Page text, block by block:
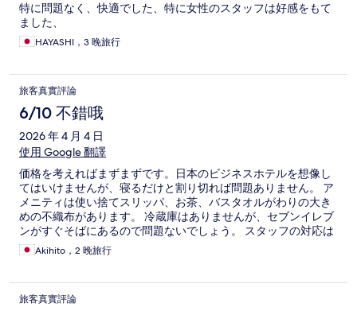
特に問題なく、快適でした、特に女性のスタッフは好感をもて
ました、
HAYASHI，3 晚旅行
旅客真實評論
6/10 不錯哦
2026 年 4 月 4 日
使用 Google 翻譯
価格を考えればまずまずです。日本のビジネスホテルを想像し
てはいけませんが、寝るだけと割り切れば問題ありません。 ア
メニティは使い捨てスリッパ、お茶、バスタオルがわりの大き
めの不織布があります。 冷蔵庫はありませんが、セブンイレブ
ンがすぐそばにあるので問題ないでしょう。 スタッフの対応は
良かったです。
Akihito，2 晚旅行
旅客真實評論